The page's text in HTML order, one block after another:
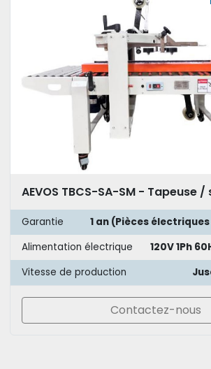
Garantie
1 an (Pièces
Alimentation électrique
120V 1Ph
Vitesse de production
Contactez-nous